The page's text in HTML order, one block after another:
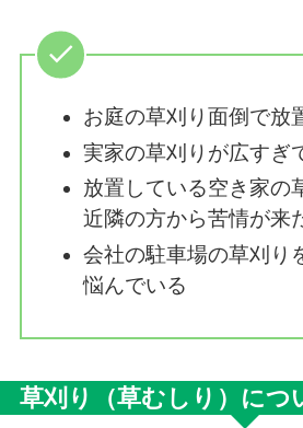
お庭の草刈り面倒で放
実家の草刈りが広すぎ
放置している空き家の
近隣の方から苦情が来
会社の駐車場の草刈り
悩んでいる
草刈り（草むしり）につ